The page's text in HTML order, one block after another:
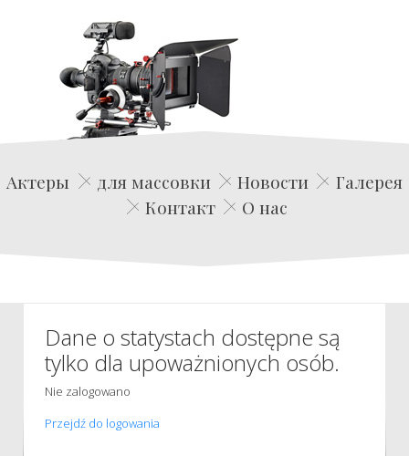
Edwin Film Agencja Aktorska
Актеры для массовки Новости
Галерея
Контакт
О нас
Dane o statystach dostępne są
tylko dla upoważnionych osób.
Nie zalogowano
Przejdź do logowania